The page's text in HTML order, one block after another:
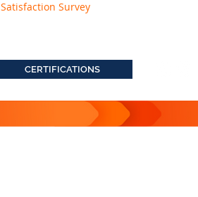
CERTIFICATIONS
Satisfaction Survey